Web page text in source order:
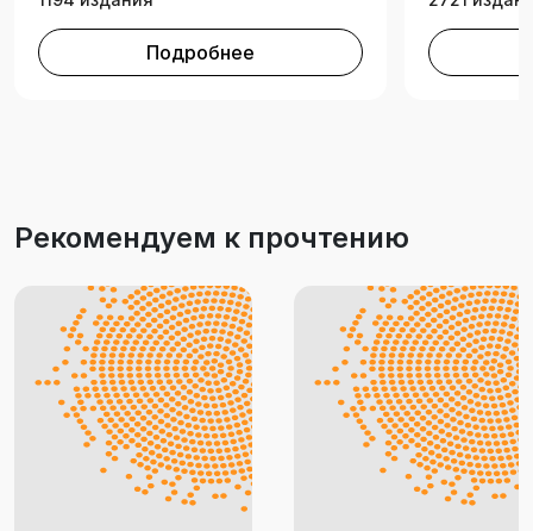
Подробнее
Рекомендуем к прочтению